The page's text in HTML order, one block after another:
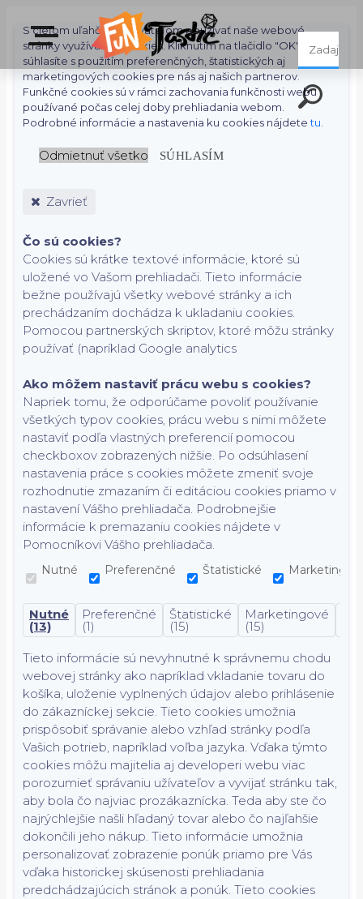
S cieľom uľahčiť používateľom používať naše webové
stránky využívame cookies. Kliknutím na tlačidlo "OK"
súhlasíte s použitím preferenčných, štatistických aj
marketingových cookies pre nás aj našich partnerov.
Funkčné cookies sú v rámci zachovania funkčnosti webu
používané počas celej doby prehliadania webom.
Podrobné informácie a nastavenia ku cookies nájdetetu
Odmietnuť všetko SÚHLASÍM
Zavrieť
Čo sú cookies?
Cookies sú krátke textové informácie, ktoré sú
uložené vo Vašom prehliadači. Tieto informácie
bežne používajú všetky webové stránky a ich
prechádzaním dochádza k ukladaniu cookies.
Pomocou partnerských skriptov, ktoré môžu stránky
používať (napríklad Google analytics
Ako môžem nastaviť prácu webu s cookies?
Napriek tomu, že odporúčame povoliť používanie
všetkých typov cookies, prácu webu s nimi môžete
nastaviť podľa vlastných preferencií pomocou
checkboxov zobrazených nižšie. Po odsúhlasení
nastavenia práce s cookies môžete zmeniť svoje
rozhodnutie zmazaním či editáciou cookies priamo v
nastavení Vášho prehliadača. Podrobnejšie
informácie k premazaniu cookies nájdete v
Pomocníkovi Vášho prehliadača.
Nutné Preferenčné Štatistické
Nutné
(13)
Preferenčné
(1)
Štatistické
(15)
Marketingové
(15)
Tieto informácie sú nevyhnutné k správnemu chodu
webovej stránky ako napríklad vkladanie tovaru do
košíka, uloženie vyplnených údajov alebo prihlásenie
do zákazníckej sekcie. Tieto cookies umožnia
prispôsobiť správanie alebo vzhľad stránky podľa
Vašich potrieb, napríklad voľba jazyka. Vďaka týmto
cookies môžu majitelia aj developeri webu viac
porozumieť správaniu užívateľov a vyvijať stránku tak,
aby bola čo najviac prozákaznícka. Teda aby ste čo
najrýchlejšie našli hľadaný tovar alebo čo najľahšie
dokončili jeho nákup. Tieto informácie umožnia
personalizovať zobrazenie ponúk priamo pre Vás
vďaka historickej skúsenosti prehliadania
predchádzajúcich stránok a ponúk. Tieto cookies